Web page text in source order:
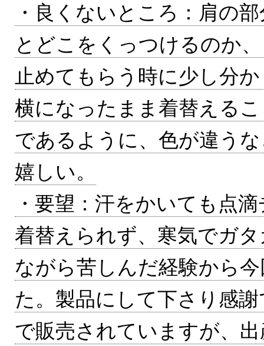
・良くないところ：肩の
とどこをくっつけるのか
止めてもらう時に少し分
横になったまま着替える
であるように、色が違う
嬉しい。
・要望：汗をかいても点
着替えられず、寒気でガ
ながら苦しんだ経験から
た。製品にして下さり感
で販売されていますが、